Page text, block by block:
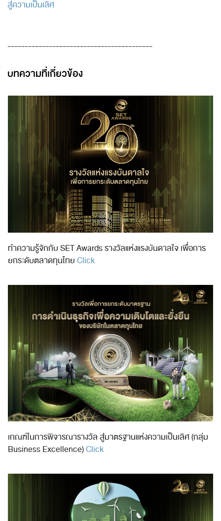
สู่ความเป็นเลิศ
------------------------------------------
บทความที่เกี่ยวข้อง
ทำความรู้จักกับ SET Awards รางวัลแห่งแรงบันดาลใจ เพื่อการ
ยกระดับตลาดทุนไทยClick
เกณฑ์ในการพิจารณารางวัล สู่มาตรฐานแห่งความเป็นเลิศ (กลุ่ม
Business Excellence)Click